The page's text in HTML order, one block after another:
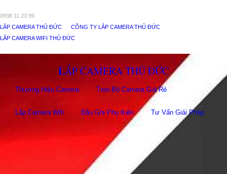
0938 11 23 99
LẮP CAMERA THỦ ĐỨC
CÔNG TY LẮP CAMERA THỦ ĐỨC
LẮP CAMERA WIFI THỦ ĐỨC
LẮP CAMERA THỦ ĐỨC
Thương Hiệu Camera Trọn Bộ Camera Giá Rẻ
Lắp Camera Wifi Đầu Ghi Phụ Kiên Tư Vấn Giải Pháp